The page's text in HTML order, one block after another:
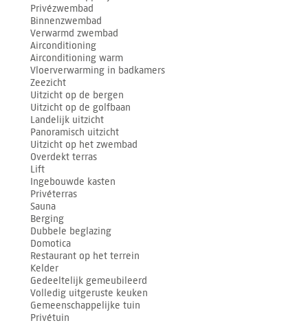
Privézwembad
Binnenzwembad
Verwarmd zwembad
Airconditioning
Airconditioning warm
Vloerverwarming in badkamers
Zeezicht
Uitzicht op de bergen
Uitzicht op de golfbaan
Landelijk uitzicht
Panoramisch uitzicht
Uitzicht op het zwembad
Overdekt terras
Lift
Ingebouwde kasten
Privéterras
Sauna
Berging
Dubbele beglazing
Domotica
Restaurant op het terrein
Kelder
Gedeeltelijk gemeubileerd
Volledig uitgeruste keuken
Gemeenschappelijke tuin
Privétuin